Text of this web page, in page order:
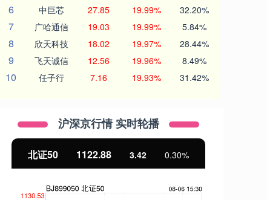
6 中巨芯 27.85 19.99% 32.20%
7 广哈通信 19.03 19.99% 5.84%
8 欣天科技 18.02 19.97% 28.44%
9 飞天诚信 12.56 19.96% 8.49%
10 任子行 7.16 19.93% 31.42%
沪深京行情 实时轮播
北证50 1122.88 3.42 0.30%